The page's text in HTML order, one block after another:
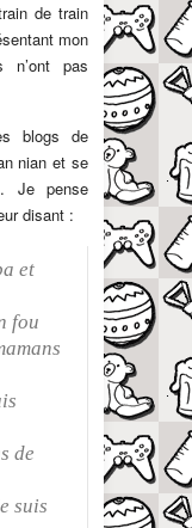
de train
mon
pas
blogs de
nian et se
Je pense
disant :
et
fou
de
suis